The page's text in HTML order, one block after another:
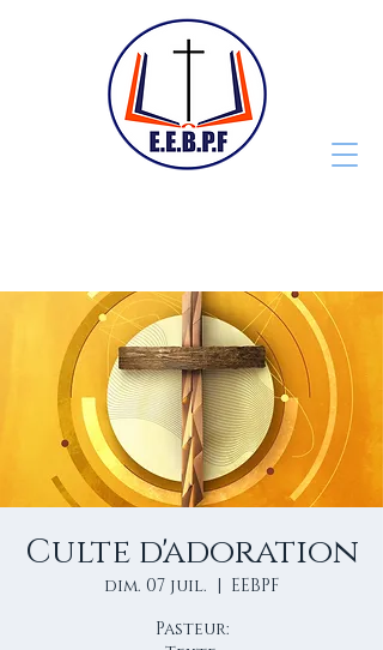
Culte d'adoration
dim. 07 juil.
  |
EEBPF
Pasteur: